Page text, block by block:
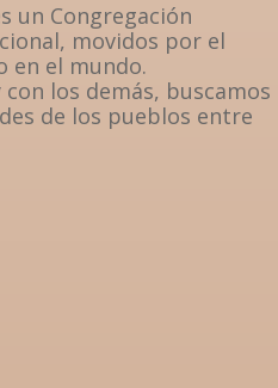
un Congregación
movidos por el
en el mundo.
los demás, buscamos
de los pueblos entre